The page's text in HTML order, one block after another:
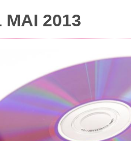
MAI 2013